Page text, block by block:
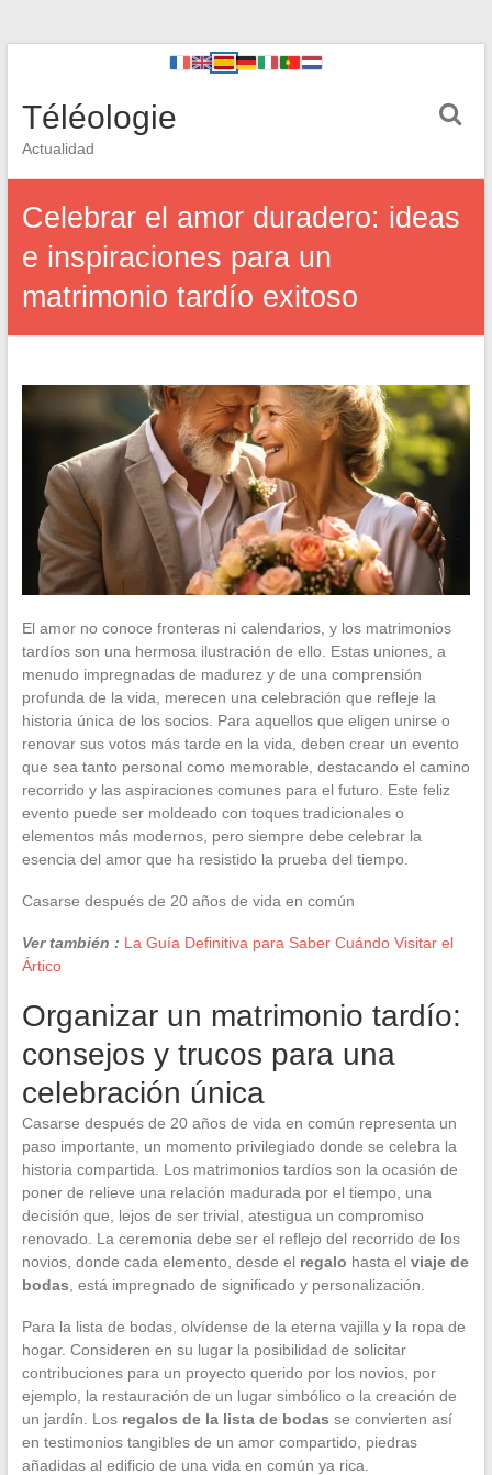
Téléologie
Actualidad
Celebrar el amor duradero: ideas
e inspiraciones para un
matrimonio tardío exitoso
El amor no conoce fronteras ni calendarios, y los matrimonios
tardíos son una hermosa ilustración de ello. Estas uniones, a
menudo impregnadas de madurez y de una comprensión
profunda de la vida, merecen una celebración que refleje la
historia única de los socios. Para aquellos que eligen unirse o
renovar sus votos más tarde en la vida, deben crear un evento
que sea tanto personal como memorable, destacando el camino
recorrido y las aspiraciones comunes para el futuro. Este feliz
evento puede ser moldeado con toques tradicionales o
elementos más modernos, pero siempre debe celebrar la
esencia del amor que ha resistido la prueba del tiempo.
Casarse después de 20 años de vida en común
Ver también : La Guía Definitiva para Saber Cuándo Visitar el
Ártico
Organizar un matrimonio tardío:
consejos y trucos para una
celebración única
Casarse después de 20 años de vida en común representa un
paso importante, un momento privilegiado donde se celebra la
historia compartida. Los matrimonios tardíos son la ocasión de
poner de relieve una relación madurada por el tiempo, una
decisión que, lejos de ser trivial, atestigua un compromiso
renovado. La ceremonia debe ser el reflejo del recorrido de los
novios, donde cada elemento, desde el regalo hasta el viaje de
bodas , está impregnado de significado y personalización.
Para la lista de bodas, olvídense de la eterna vajilla y la ropa de
hogar. Consideren en su lugar la posibilidad de solicitar
contribuciones para un proyecto querido por los novios, por
ejemplo, la restauración de un lugar simbólico o la creación de
un jardín. Los regalos de la lista de bodas se convierten así
en testimonios tangibles de un amor compartido, piedras
añadidas al edificio de una vida en común ya rica.